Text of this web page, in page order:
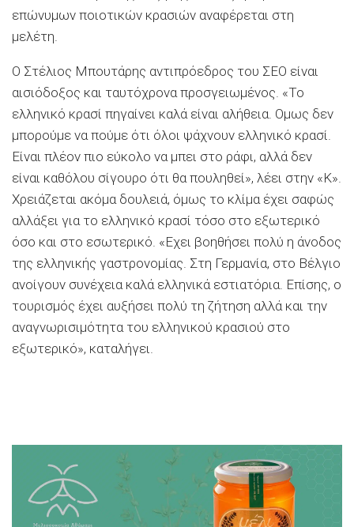
επώνυμων ποιοτικών κρασιών αναφέρεται στη
μελέτη.
Ο Στέλιος Μπουτάρης αντιπρόεδρος του ΣΕΟ είναι
αισιόδοξος και ταυτόχρονα προσγειωμένος. «Το
ελληνικό κρασί πηγαίνει καλά είναι αλήθεια. Ομως δεν
μπορούμε να πούμε ότι όλοι ψάχνουν ελληνικό κρασί.
Είναι πλέον πιο εύκολο να μπει στο ράφι, αλλά δεν
είναι καθόλου σίγουρο ότι θα πουληθεί», λέει στην «Κ».
Χρειάζεται ακόμα δουλειά, όμως το κλίμα έχει σαφώς
αλλάξει για το ελληνικό κρασί τόσο στο εξωτερικό
όσο και στο εσωτερικό. «Εχει βοηθήσει πολύ η άνοδος
της ελληνικής γαστρονομίας. Στη Γερμανία, στο Βέλγιο
ανοίγουν συνέχεια καλά ελληνικά εστιατόρια. Επίσης, ο
τουρισμός έχει αυξήσει πολύ τη ζήτηση αλλά και την
αναγνωρισιμότητα του ελληνικού κρασιού στο
εξωτερικό», καταλήγει.